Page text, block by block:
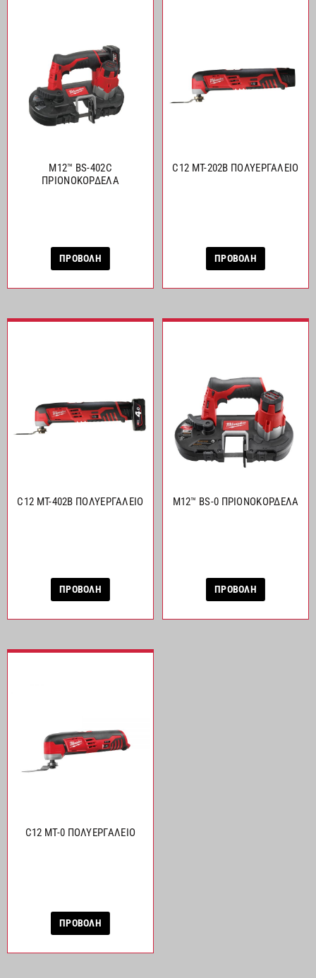
M12™ BS-402C
ΠΡΙΟΝΟΚΟΡΔΕΛΑ
ΠΡΟΒΟΛΗ
C12 MT-202B ΠΟΛΥΕΡΓΑΛΕΙΟ
ΠΡΟΒΟΛΗ
C12 MT-402B ΠΟΛΥΕΡΓΑΛΕΙΟ
ΠΡΟΒΟΛΗ
M12™ BS-0 ΠΡΙΟΝΟΚΟΡΔΕΛΑ
ΠΡΟΒΟΛΗ
C12 MT-0 ΠΟΛΥΕΡΓΑΛΕΙΟ
ΠΡΟΒΟΛΗ